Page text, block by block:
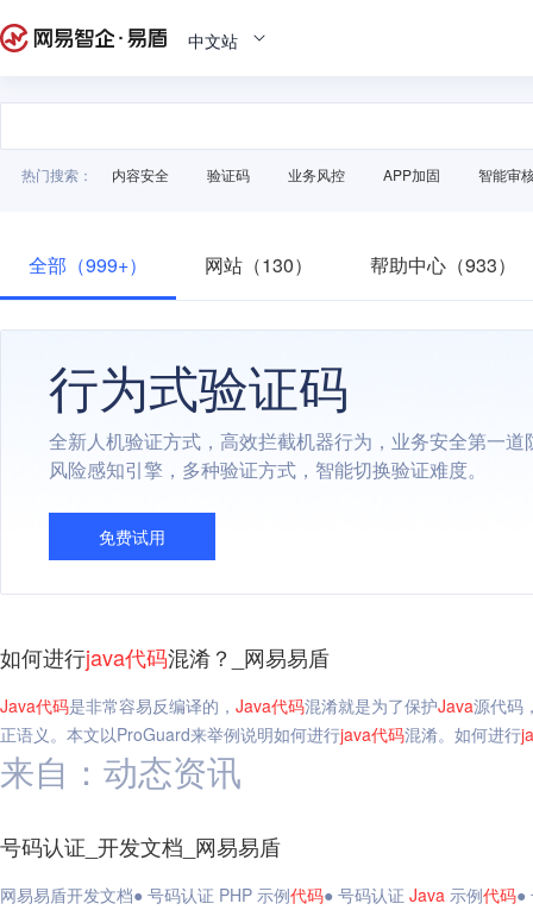
中文站
热门搜索： 内容安全 验证码 业务风控 APP加固 智能审
全部（999+） 网站（130） 帮助中心（933）
行为式验证码
全新人机验证方式，高效拦截机器行为，业务安全第一道
风险感知引擎，多种验证方式，智能切换验证难度。
免费试用
如何进行java代码混淆？_网易易盾
Java代码是非常容易反编译的， Java代码混淆就是为了保护Java源代码
正语义。本文以ProGuard来举例说明如何进行java代码混淆。如何进行
来自：动态资讯
号码认证_开发文档_网易易盾
网易易盾开发文档● 号码认证 PHP 示例代码● 号码认证 Java 示例代码●